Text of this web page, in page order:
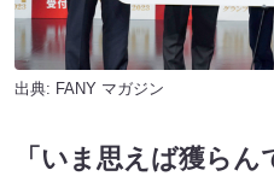
出典: FANY マガジン
「いま思えば獲ら